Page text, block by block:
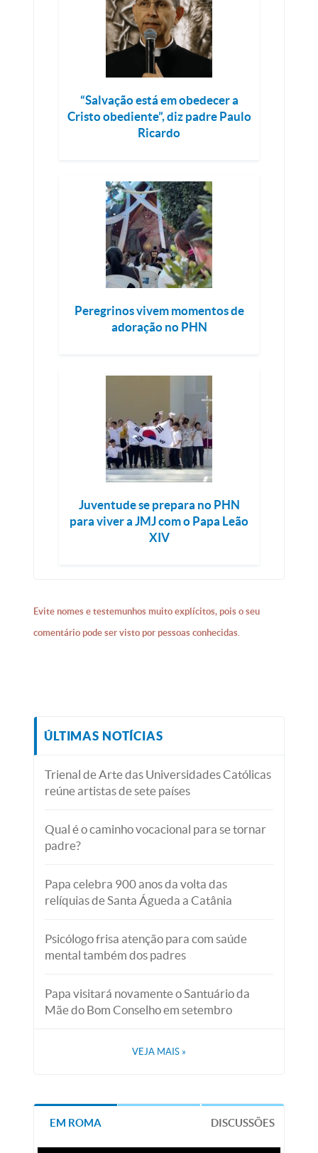
“Salvação está em obedecer a
Cristo obediente”, diz padre Paulo
Ricardo
Peregrinos vivem momentos de
adoração no PHN
Juventude se prepara no PHN
para viver a JMJ com o Papa Leão
XIV
Evite nomes e testemunhos muito explícitos, pois o seu
comentário pode ser visto por pessoas conhecidas.
ÚLTIMAS NOTÍCIAS
Trienal de Arte das Universidades Católicas
reúne artistas de sete países
Qual é o caminho vocacional para se tornar
padre?
Papa celebra 900 anos da volta das
relíquias de Santa Águeda a Catânia
Psicólogo frisa atenção para com saúde
mental também dos padres
Papa visitará novamente o Santuário da
Mãe do Bom Conselho em setembro
VEJA MAIS »
EM ROMA DISCUSSÕES